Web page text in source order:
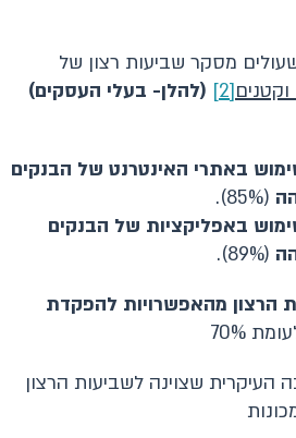
מסקר שביעות רצון של
[2]
(להלן- בעלי העסקים)
באתרי האינטרנט של הבנקים
(85%).
באפליקציות של הבנקים
(89%).
הרצון מהאפשרויות להפקדת
שצוינה לשביעות הרצון